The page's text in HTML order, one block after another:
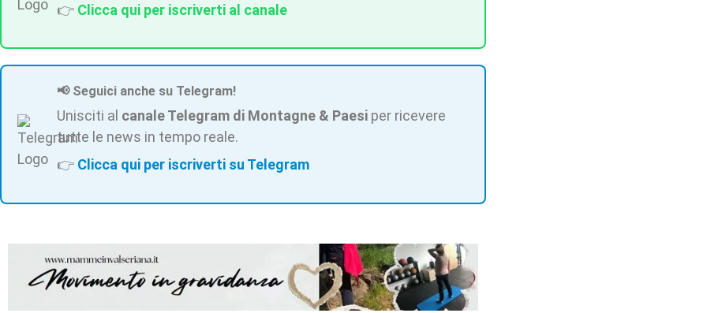
👉 Clicca qui per iscriverti al canale
📢 Seguici anche su Telegram!
Unisciti al canale Telegram di Montagne & Paesi per ricevere
tutte le news in tempo reale.
👉 Clicca qui per iscriverti su Telegram